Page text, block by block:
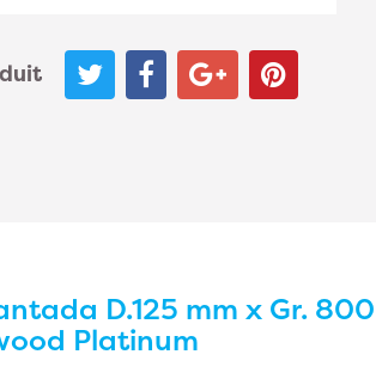
D.125 mm x Gr. 800
Platinum